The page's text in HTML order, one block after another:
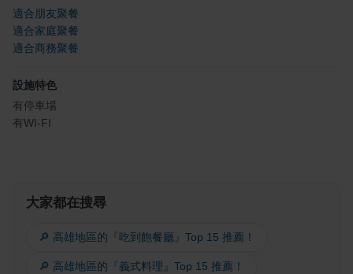
適合朋友聚餐
適合家庭聚餐
適合商務聚餐
設施特色
有停車場
有WI-FI
大家都在搜尋
🔎 高雄地區的『吃到飽餐廳』Top 15 推薦！
🔎 高雄地區的『義式料理』Top 15 推薦！